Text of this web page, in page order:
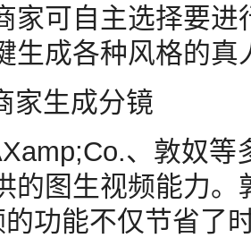
家可自主选择要
生成各种风格的真
家生成分镜
、敦奴
的图生视频能力
的功能不仅节省了